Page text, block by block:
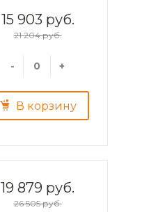
15 903 руб.
21 204 руб.
- +
В корзину
19 879 руб.
26 505 руб.